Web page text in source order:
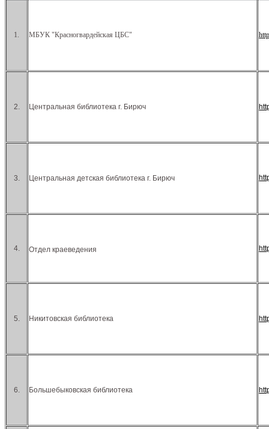
1. МБУК "Красногвардейская ЦБС"
2. Центральная библиотека г. Бирюч
3. Центральная детская библиотека г. Бирюч
4. Отдел краеведения
5. Никитовская библиотека
6. Большебыковская библиотека